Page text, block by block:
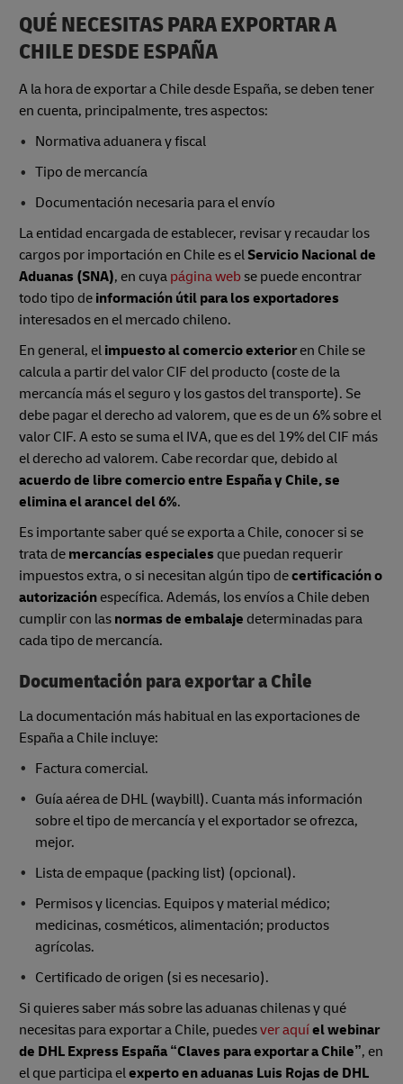
QUÉ NECESITAS PARA EXPORTAR A
CHILE DESDE ESPAÑA
A la hora de exportar a Chile desde España, se deben tener
en cuenta, principalmente, tres aspectos:
Normativa aduanera y fiscal
Tipo de mercancía
Documentación necesaria para el envío
La entidad encargada de establecer, revisar y recaudar los
cargos por importación en Chile es elServicio Nacional de
Aduanas (SNA), en cuya página web se puede encontrar
todo tipo de información útil para los exportadores
interesados en el mercado chileno.
En general, el impuesto al comercio exterioren Chile se
calcula a partir del valor CIF del producto (coste de la
mercancía más el seguro y los gastos del transporte). Se
debe pagar el derecho ad valorem, que es de un 6% sobre el
valor CIF. A esto se suma el IVA, que es del 19% del CIF más
el derecho ad valorem. Cabe recordar que, debido al
acuerdo de libre comercio entre España y Chile, se
elimina el arancel del 6%.
Es importante saber qué se exporta a Chile, conocer si se
trata de mercancías especiales que puedan requerir
impuestos extra, o si necesitan algún tipo decertificación o
autorización específica. Además, los envíos a Chile deben
cumplir con las normas de embalaje determinadas para
cada tipo de mercancía.
Documentación para exportar a Chile
La documentación más habitual en las exportaciones de
España a Chile incluye:
Factura comercial.
Guía aérea de DHL (waybill). Cuanta más información
sobre el tipo de mercancía y el exportador se ofrezca,
mejor.
Lista de empaque (packing list) (opcional).
Permisos y licencias. Equipos y material médico;
medicinas, cosméticos, alimentación; productos
agrícolas.
Certificado de origen (si es necesario).
Si quieres saber más sobre las aduanas chilenas y qué
necesitas para exportar a Chile, puedesver aquíel webinar
de DHL Express España “Claves para exportar a Chile”, en
el que participa elexperto en aduanas Luis Rojas de DHL